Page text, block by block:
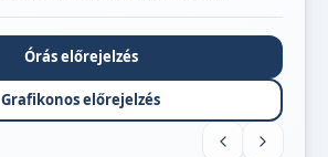
Órás előrejelzés
Grafikonos előrejelzés